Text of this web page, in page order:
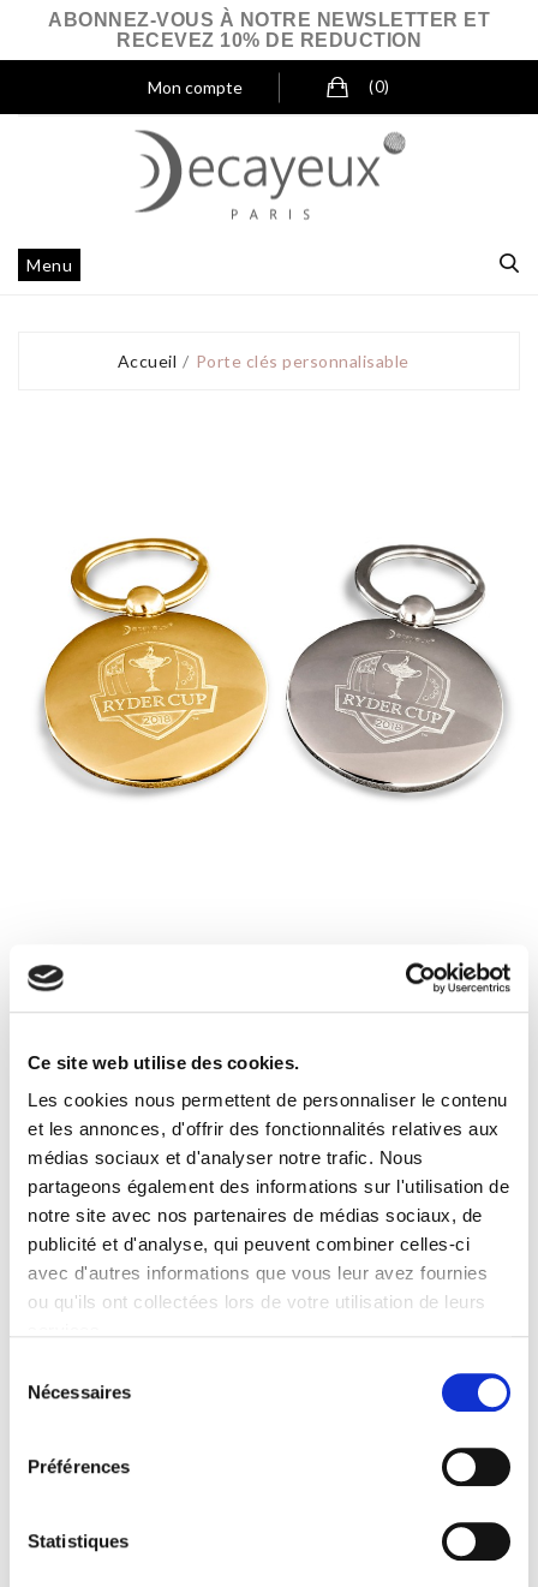
Ce site web utilise des cookies.
Les cookies nous permettent de personnaliser le contenu
et les annonces, d'offrir des fonctionnalités relatives aux
médias sociaux et d'analyser notre trafic. Nous
partageons également des informations sur l'utilisation de
notre site avec nos partenaires de médias sociaux, de
publicité et d'analyse, qui peuvent combiner celles-ci
avec d'autres informations que vous leur avez fournies
ou qu'ils ont collectées lors de votre utilisation de leurs
Nécessaires
Préférences
Statistiques
ABONNEZ-VOUS À NOTRE NEWSLETTER ET
RECEVEZ 10% DE REDUCTION
Mon compte (0)
Menu
Accueil Porte clés personnalisable
PORTE CLÉS PERSONNALISABLE
Prix sur demande
Porte clés personnalisable - Collection Cadeaux
d'Affaires
Assurez la présence quotidienne de votre marque avec le
porte-clés 2 faces lisses. Ajoutez votre logo ou un slogan
pour promouvoir votre marque.